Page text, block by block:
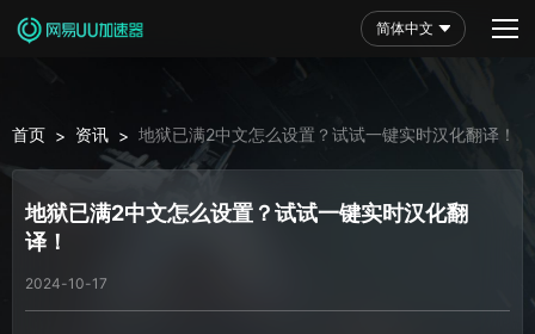
简体中文
首页 > 资讯 > 地狱已满2中文怎么设置？试试一键实时汉化翻译！
地狱已满2中文怎么设置？试试一键实时汉化翻
译！
2024-10-17